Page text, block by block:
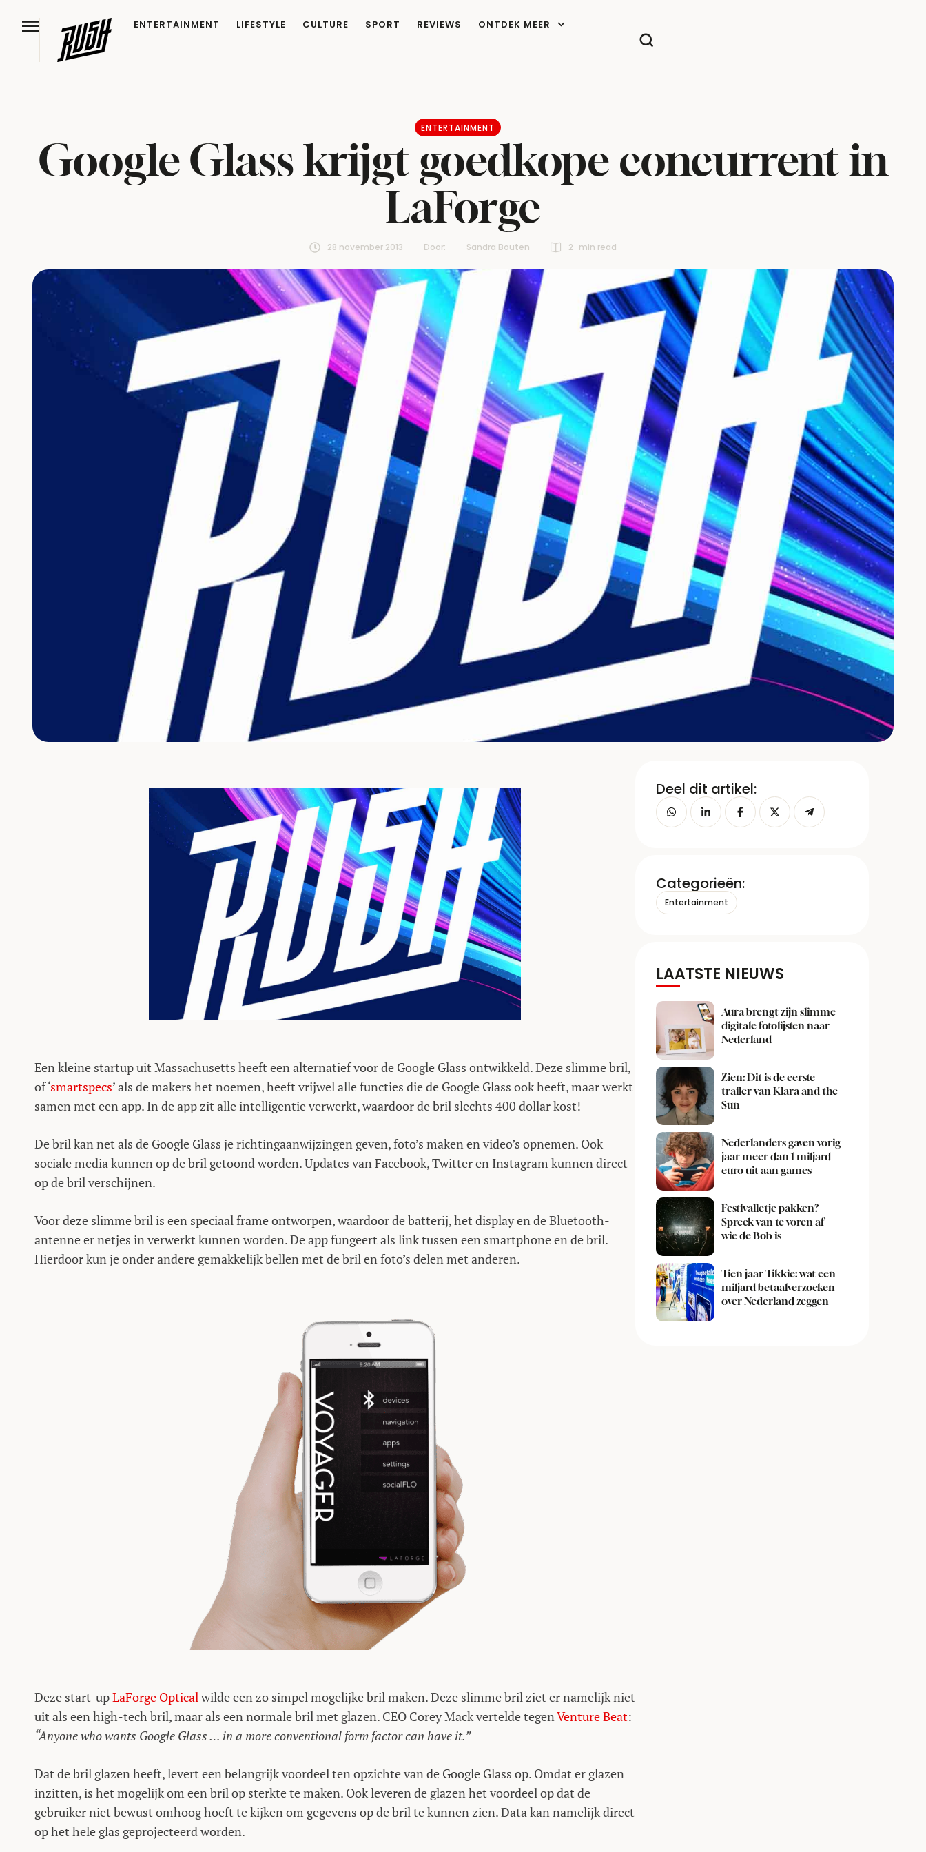
ENTERTAINMENT LIFESTYLE CULTURE SPORT REVIEWS ONTDEK MEER
ENTERTAINMENT
Google Glass krijgt goedkope concurrent in
LaForge
28 november 2013 Door: Sandra Bouten 2 min read
Een kleine startup uit Massachusetts heeft een alternatief voor de Google Glass ontwikkeld. Deze slimme bril,
of ‘smartspecs’ als de makers het noemen, heeft vrijwel alle functies die de Google Glass ook heeft, maar werkt
samen met een app. In de app zit alle intelligentie verwerkt, waardoor de bril slechts 400 dollar kost!
De bril kan net als de Google Glass je richtingaanwijzingen geven, foto’s maken en video’s opnemen. Ook
sociale media kunnen op de bril getoond worden. Updates van Facebook, Twitter en Instagram kunnen direct
op de bril verschijnen.
Voor deze slimme bril is een speciaal frame ontworpen, waardoor de batterij, het display en de Bluetooth-
antenne er netjes in verwerkt kunnen worden. De app fungeert als link tussen een smartphone en de bril.
Hierdoor kun je onder andere gemakkelijk bellen met de bril en foto’s delen met anderen.
Deze start-upLaForge Optical wilde een zo simpel mogelijke bril maken. Deze slimme bril ziet er namelijk niet
uit als een high-tech bril, maar als een normale bril met glazen. CEO Corey Mack vertelde tegenVenture Beat:
“Anyone who wants Google Glass … in a more conventional form factor can have it.”
Dat de bril glazen heeft, levert een belangrijk voordeel ten opzichte van de Google Glass op. Omdat er glazen
inzitten, is het mogelijk om een bril op sterkte te maken. Ook leveren de glazen het voordeel op dat de
gebruiker niet bewust omhoog hoeft te kijken om gegevens op de bril te kunnen zien. Data kan namelijk direct
op het hele glas geprojecteerd worden.
Deel dit artikel:
Categorieën:
Entertainment
LAATSTE NIEUWS
Aura brengt zijn slimme
digitale fotolijsten naar
Nederland
Zien: Dit is de eerste
trailer van Klara and the
Sun
Nederlanders gaven vorig
jaar meer dan 1 miljard
euro uit aan games
Festivalletje pakken?
Spreek van te voren af
wie de Bob is
Tien jaar Tikkie: wat een
miljard betaalverzoeken
over Nederland zeggen